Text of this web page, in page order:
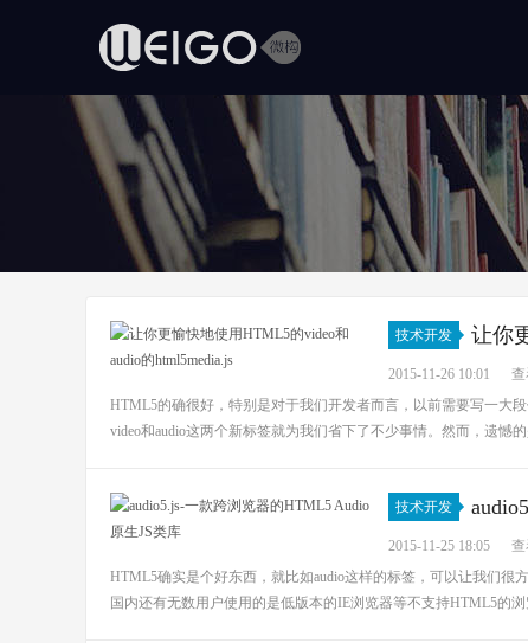
技术开发 让你
2015-11-26 10:01
查
HTML5的确很好，特别是对于我们开发者而言，以前需要写一大
video和audio这两个新标签就为我们省下了不少事情。然而，遗憾
技术开发
2015-11-25 18:05
查
HTML5确实是个好东西，就比如audio这样的标签，可以让我们
国内还有无数用户使用的是低版本的IE浏览器等不支持HTML5的